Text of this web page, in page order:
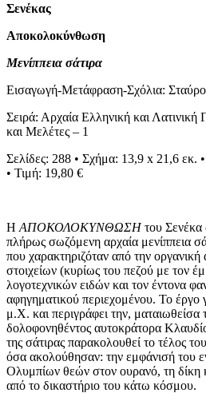
Σενέκας
Αποκολοκύνθωση
Μενίππεια σάτιρα
Εισαγωγή-Μετάφραση-Σχόλια:
Σειρά: Αρχαία Ελληνική και
και Μελέτες – 1
Σελίδες: 288 • Σχήμα: 13,9 x 21,6
• Τιμή: 19,80 €
Η ΑΠΟΚΟΛΟΚΥΝΘΩΣΗτου Σενέκα
πλήρως σωζόμενη αρχαία μενίππεια
που χαρακτηριζόταν από την οργανική
στοιχείων (κυρίως του πεζού με τον
λογοτεχνικών ειδών και τον έντονα
αφηγηματικού περιεχομένου. Το έργο
μ.Χ. και περιγράφει την, ματαιωθείσα
δολοφονηθέντος αυτοκράτορα
της σάτιρας παρακολουθεί το τέλος
όσα ακολούθησαν: την εμφάνισή του
Ολυμπίων θεών στον ουρανό, τη δίκη
από το δικαστήριο του κάτω κόσμου.